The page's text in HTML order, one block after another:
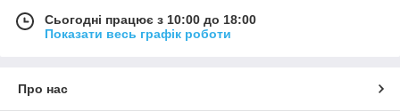
Сьогодні працює з 10:00 до 18:00
Показати весь графік роботи
Про нас